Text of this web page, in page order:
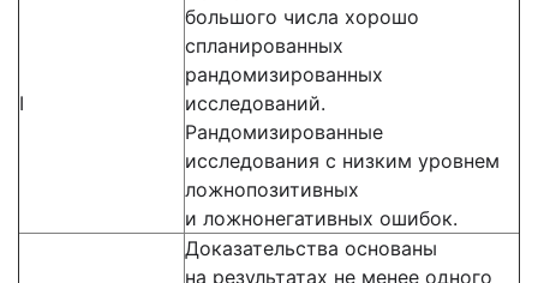
I
большого числа хорошо
спланированных
рандомизированных
исследований.
Рандомизированные
исследования с низким уровнем
ложнопозитивных
и ложнонегативных ошибок.
Доказательства основаны
на результатах не менее одного